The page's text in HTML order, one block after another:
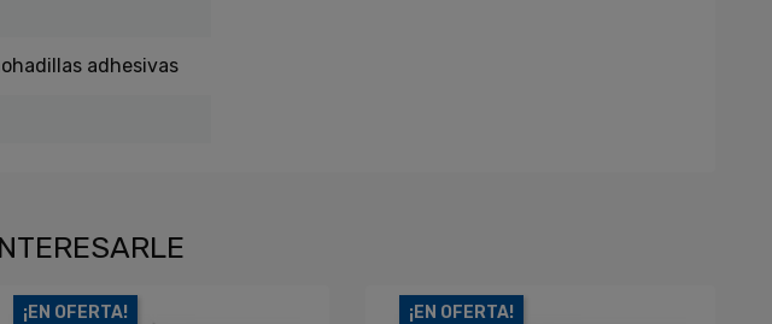
adhesivas
¡EN OFERTA! ¡EN OFERTA!